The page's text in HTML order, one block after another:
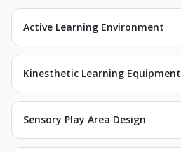
Active Learning Environment
Kinesthetic Learning Equipment
Sensory Play Area Design